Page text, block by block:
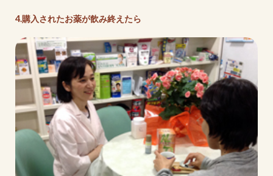
4.購入されたお薬が飲み終えたら